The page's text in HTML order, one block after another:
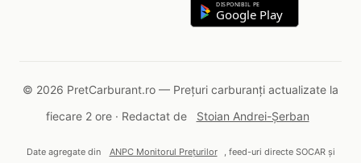
DISPONIBIL PE
Google Play
© 2026 PretCarburant.ro — Prețuri carburanți actualizate la
fiecare 2 ore · Redactat de
Stoian Andrei-Șerban
Date agregate din ANPC Monitorul Prețurilor , feed-uri directe SOCAR și